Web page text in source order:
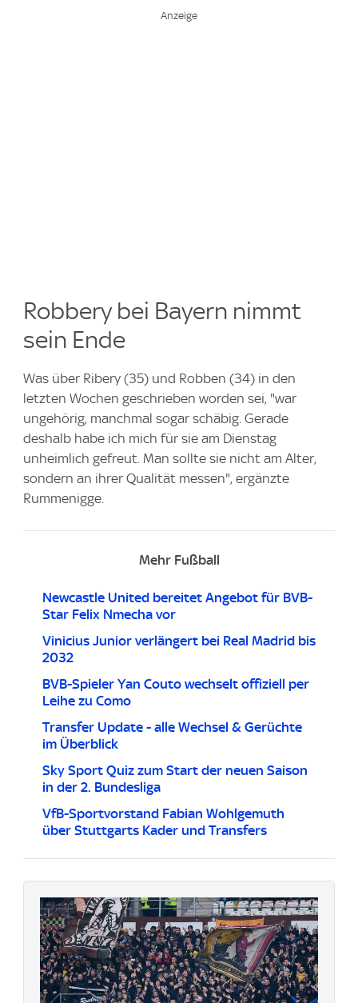
Robbery bei Bayern nimmt
sein Ende
Was über Ribery (35) und Robben (34) in den
letzten Wochen geschrieben worden sei, "war
ungehörig, manchmal sogar schäbig. Gerade
deshalb habe ich mich für sie am Dienstag
unheimlich gefreut. Man sollte sie nicht am Alter,
sondern an ihrer Qualität messen", ergänzte
Rummenigge.
Mehr Fußball
Newcastle United bereitet Angebot für BVB-
Star Felix Nmecha vor
Vinicius Junior verlängert bei Real Madrid bis
2032
BVB-Spieler Yan Couto wechselt offiziell per
Leihe zu Como
Transfer Update - alle Wechsel & Gerüchte
im Überblick
Sky Sport Quiz zum Start der neuen Saison
in der 2. Bundesliga
VfB-Sportvorstand Fabian Wohlgemuth
über Stuttgarts Kader und Transfers